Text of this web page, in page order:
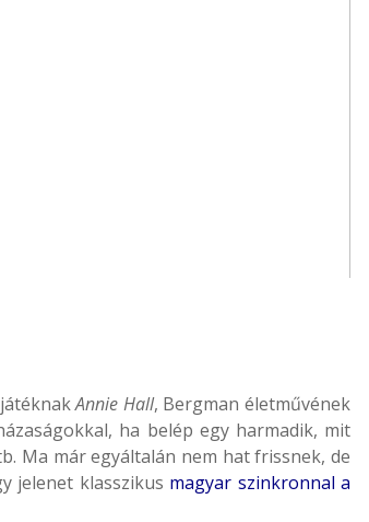
Annie Hall, Bergman életművének
ha belép egy harmadik, mit
Ma már egyáltalán nem hat frissnek, de
jelenet klasszikus magyar szinkronnal a